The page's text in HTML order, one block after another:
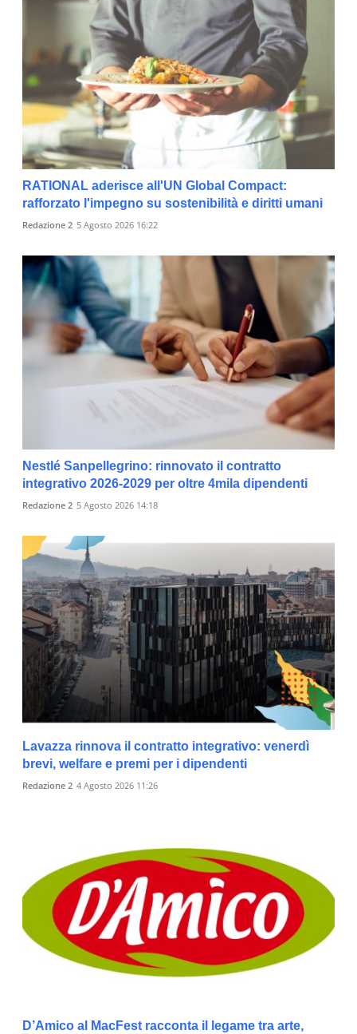
RATIONAL aderisce all'UN Global Compact:
rafforzato l'impegno su sostenibilità e diritti umani
Redazione 2 5 Agosto 2026 16:22
Nestlé Sanpellegrino: rinnovato il contratto
integrativo 2026-2029 per oltre 4mila dipendenti
Redazione 2 5 Agosto 2026 14:18
Lavazza rinnova il contratto integrativo: venerdì
brevi, welfare e premi per i dipendenti
Redazione 2 4 Agosto 2026 11:26
D’Amico al MacFest racconta il legame tra arte,